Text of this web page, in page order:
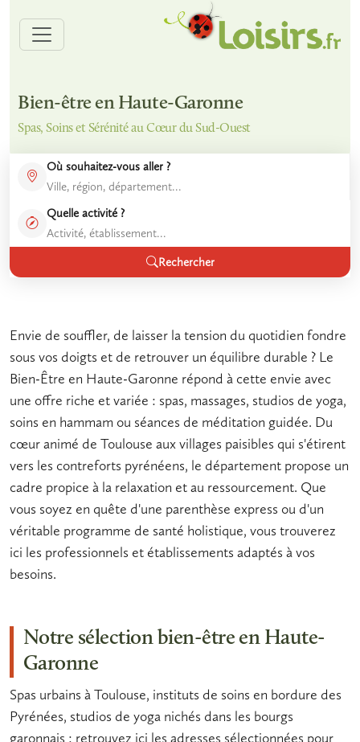
Bien-être en Haute-Garonne
Spas, Soins et Sérénité au Cœur du Sud-Ouest
Où souhaitez-vous aller ?
Quelle activité ?
Rechercher
Envie de souffler, de laisser la tension du quotidien fondre
sous vos doigts et de retrouver un équilibre durable ? Le
Bien-Être en Haute-Garonne répond à cette envie avec
une offre riche et variée : spas, massages, studios de yoga,
soins en hammam ou séances de méditation guidée. Du
cœur animé de Toulouse aux villages paisibles qui s'étirent
vers les contreforts pyrénéens, le département propose un
cadre propice à la relaxation et au ressourcement. Que
vous soyez en quête d'une parenthèse express ou d'un
véritable programme de santé holistique, vous trouverez
ici les professionnels et établissements adaptés à vos
besoins.
Notre sélection bien-être en Haute-
Garonne
Spas urbains à Toulouse, instituts de soins en bordure des
Pyrénées, studios de yoga nichés dans les bourgs
garonnais : retrouvez ici les adresses sélectionnées pour